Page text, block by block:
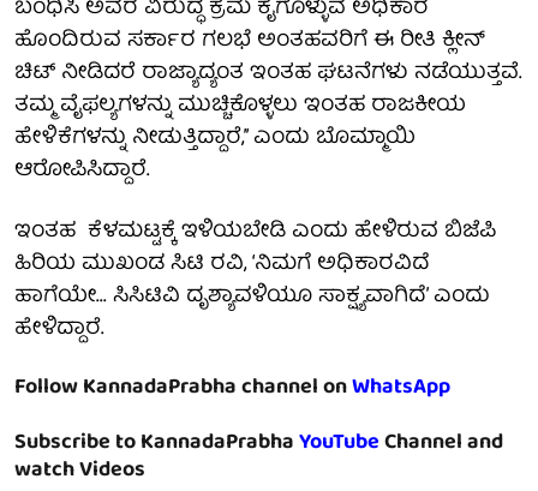
ಬಂಧಿಸಿ ಅವರ ವಿರುದ್ಧ ಕ್ರಮ ಕೈಗೊಳ್ಳುವ ಅಧಿಕಾರ
ಹೊಂದಿರುವ ಸರ್ಕಾರ ಗಲಭೆ ಅಂತಹವರಿಗೆ ಈ ರೀತಿ ಕ್ಲೀನ್
ಚಿಟ್ ನೀಡಿದರೆ ರಾಜ್ಯಾದ್ಯಂತ ಇಂತಹ ಘಟನೆಗಳು ನಡೆಯುತ್ತವೆ.
ತಮ್ಮ ವೈಫಲ್ಯಗಳನ್ನು ಮುಚ್ಚಿಕೊಳ್ಳಲು ಇಂತಹ ರಾಜಕೀಯ
ಹೇಳಿಕೆಗಳನ್ನು ನೀಡುತ್ತಿದ್ದಾರೆ,’’ ಎಂದು ಬೊಮ್ಮಾಯಿ
ಆರೋಪಿಸಿದ್ದಾರೆ.
ಇಂತಹ ಕೆಳಮಟ್ಟಕ್ಕೆ ಇಳಿಯಬೇಡಿ ಎಂದು ಹೇಳಿರುವ ಬಿಜೆಪಿ
ಹಿರಿಯ ಮುಖಂಡ ಸಿಟಿ ರವಿ, ‘ನಿಮಗೆ ಅಧಿಕಾರವಿದೆ
ಹಾಗೆಯೇ... ಸಿಸಿಟಿವಿ ದೃಶ್ಯಾವಳಿಯೂ ಸಾಕ್ಷ್ಯವಾಗಿದೆ’ ಎಂದು
ಹೇಳಿದ್ದಾರೆ.
Follow KannadaPrabha channel onWhatsApp
Subscribe to KannadaPrabhaYouTubeChannel and
watch Videos